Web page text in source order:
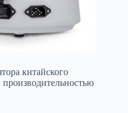
китайского